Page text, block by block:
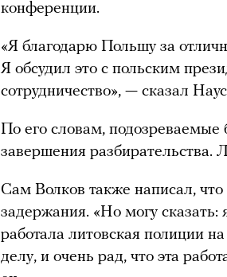
конференции.
«Я благодарю Польшу за
Я обсудил это с польским
сотрудничество», — сказал
По его словам, подозреваемые
завершения разбирательства.
Сам Волков также написал, что
задержания. «Но могу сказать:
работала литовская полиции
делу, и очень рад, что эта